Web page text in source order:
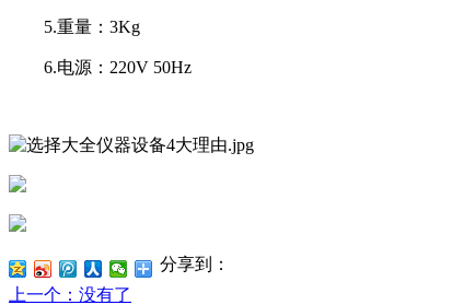
5.重量：3Kg
6.电源：220V 50Hz
分享到：
上一个 ：没有了